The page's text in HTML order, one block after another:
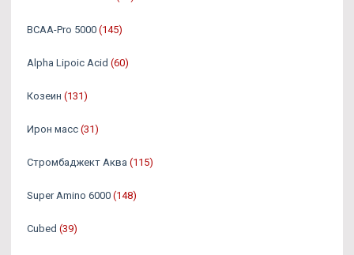
BCAA-Pro 5000 (145)
Alpha Lipoic Acid (60)
Козеин (131)
Ирон масс (31)
Стромбаджект Аква (115)
Super Amino 6000 (148)
Cubed (39)